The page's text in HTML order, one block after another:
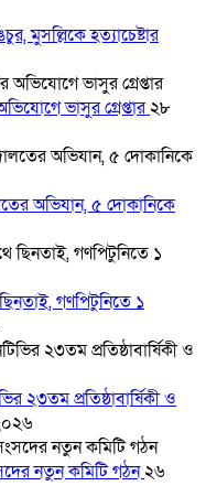
মুসল্লিকে হত্যাচেষ্টার
ভাসুর গ্রেপ্তার২৮
অভিযান, ৫ দোকানিকে
গণপিটুনিতে ১
২৩তম প্রতিষ্ঠাবার্ষিকী ও
নতুন কমিটি গঠন২৬